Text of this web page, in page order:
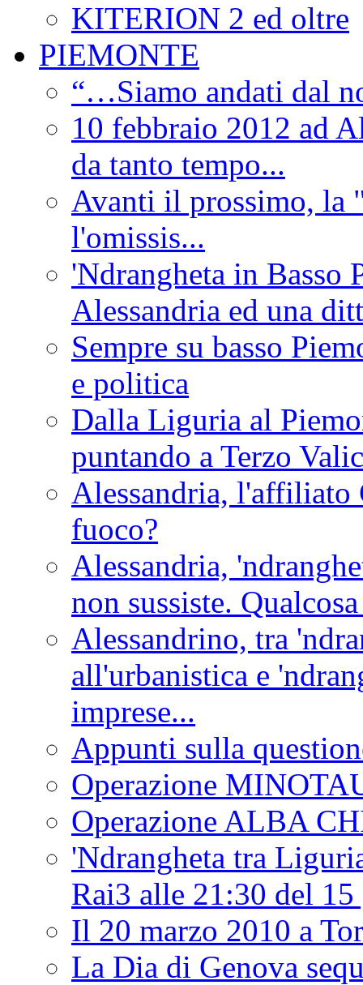
KITERION 2 ed oltre
PIEMONTE
“…Siamo andati dal
10 febbraio 2012 ad
da tanto tempo...
Avanti il prossimo, la
l'omissis...
'Ndrangheta in Basso
Alessandria ed una
Sempre su basso
e politica
Dalla Liguria al
puntando a Terzo
Alessandria, l'affiliato
fuoco?
Alessandria,
non sussiste.
Alessandrino, tra
all'urbanistica e
imprese...
Appunti sulla
Operazione
Operazione ALBA
'Ndrangheta tra
Rai3 alle 21:30 del
Il 20 marzo 2010 a
La Dia di Genova